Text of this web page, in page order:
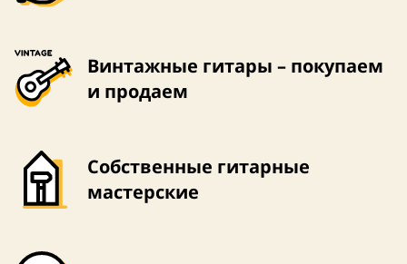
Винтажные гитары – покупаем
и продаем
Собственные гитарные
мастерские